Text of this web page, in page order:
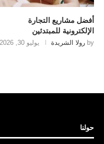
أفضل مشاريع التجارة
الإلكترونية للمبتدئين
by رولا الشريدة يوليو 30, 2026
حولنا